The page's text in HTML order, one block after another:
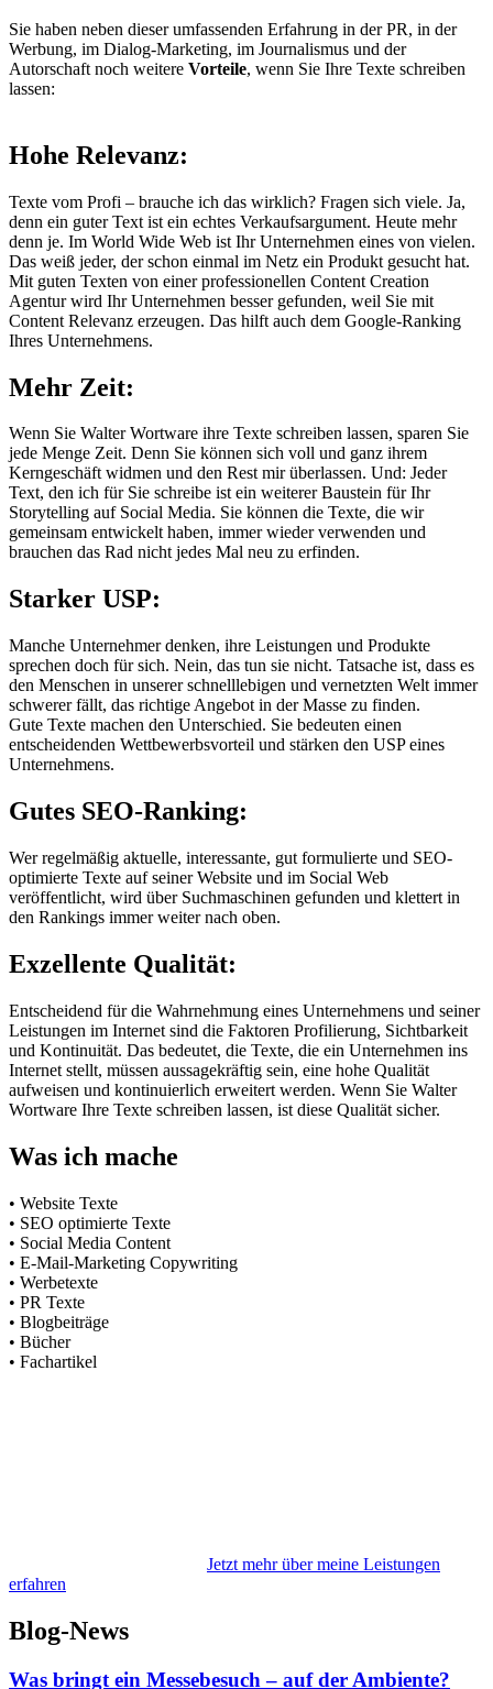
Sie haben neben dieser umfassenden Erfahrung in der PR, in der
Werbung, im Dialog-Marketing, im Journalismus und der
Autorschaft noch weitere Vorteile, wenn Sie Ihre Texte schreiben
lassen:
Hohe Relevanz:
Texte vom Profi – brauche ich das wirklich? Fragen sich viele. Ja,
denn ein guter Text ist ein echtes Verkaufsargument. Heute mehr
denn je. Im World Wide Web ist Ihr Unternehmen eines von vielen.
Das weiß jeder, der schon einmal im Netz ein Produkt gesucht hat.
Mit guten Texten von einer professionellen Content Creation
Agentur wird Ihr Unternehmen besser gefunden, weil Sie mit
Content Relevanz erzeugen. Das hilft auch dem Google-Ranking
Ihres Unternehmens.
Mehr Zeit:
Wenn Sie Walter Wortware ihre Texte schreiben lassen, sparen Sie
jede Menge Zeit. Denn Sie können sich voll und ganz ihrem
Kerngeschäft widmen und den Rest mir überlassen. Und: Jeder
Text, den ich für Sie schreibe ist ein weiterer Baustein für Ihr
Storytelling auf Social Media. Sie können die Texte, die wir
gemeinsam entwickelt haben, immer wieder verwenden und
brauchen das Rad nicht jedes Mal neu zu erfinden.
Starker USP:
Manche Unternehmer denken, ihre Leistungen und Produkte
sprechen doch für sich. Nein, das tun sie nicht. Tatsache ist, dass es
den Menschen in unserer schnelllebigen und vernetzten Welt immer
schwerer fällt, das richtige Angebot in der Masse zu finden.
Gute Texte machen den Unterschied. Sie bedeuten einen
entscheidenden Wettbewerbsvorteil und stärken den USP eines
Unternehmens.
Gutes SEO-Ranking:
Wer regelmäßig aktuelle, interessante, gut formulierte und SEO-
optimierte Texte auf seiner Website und im Social Web
veröffentlicht, wird über Suchmaschinen gefunden und klettert in
den Rankings immer weiter nach oben.
Exzellente Qualität:
Entscheidend für die Wahrnehmung eines Unternehmens und seiner
Leistungen im Internet sind die Faktoren Profilierung, Sichtbarkeit
und Kontinuität. Das bedeutet, die Texte, die ein Unternehmen ins
Internet stellt, müssen aussagekräftig sein, eine hohe Qualität
aufweisen und kontinuierlich erweitert werden. Wenn Sie Walter
Wortware Ihre Texte schreiben lassen, ist diese Qualität sicher.
Was ich mache
• Website Texte
• SEO optimierte Texte
• Social Media Content
• E-Mail-Marketing Copywriting
• Werbetexte
• PR Texte
• Blogbeiträge
• Bücher
• Fachartikel
Jetzt mehr über meine Leistungen
erfahren
Blog-News
Was bringt ein Messebesuch – auf der Ambiente?